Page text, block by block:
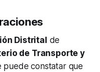
Distrital de
de Transporte y
puede constatar que